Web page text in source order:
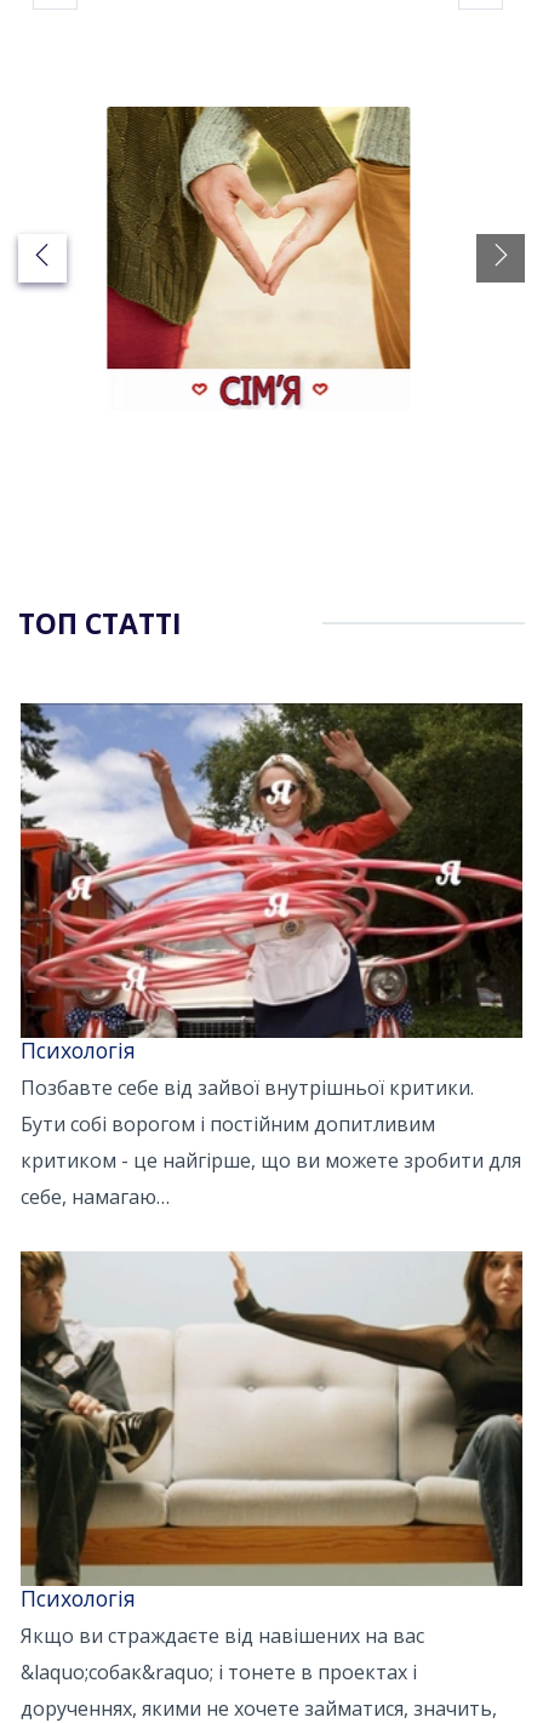
ТОП СТАТТІ
Психологія
Позбавте себе від зайвої внутрішньої критики.
Бути собі ворогом і постійним допитливим
критиком - це найгірше, що ви можете зробити для
себе, намагаю…
Психологія
Якщо ви страждаєте від навішених на вас
&laquo;собак&raquo; і тонете в проектах і
дорученнях, якими не хочете займатися, значить,